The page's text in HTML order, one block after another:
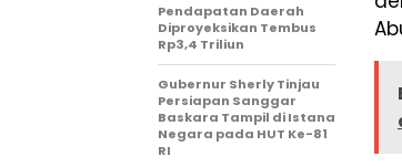
Pendapatan Daerah
Diproyeksikan Tembus
Rp3,4 Triliun
Gubernur Sherly Tinjau
Persiapan Sanggar
Baskara Tampil di Istana
Negara pada HUT Ke-81
RI